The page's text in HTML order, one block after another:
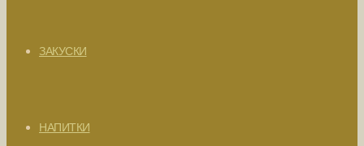
ЗАКУСКИ
НАПИТКИ